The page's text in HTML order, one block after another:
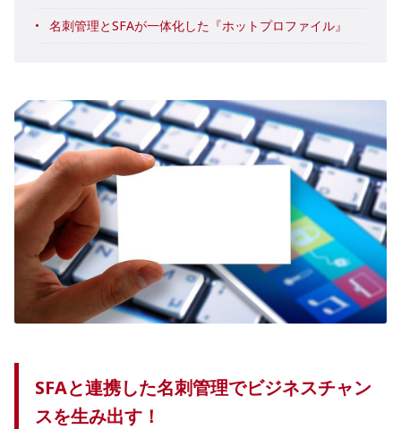
名刺管理とSFAが一体化した『ホットプロファイル』
SFAと連携した名刺管理でビジネスチャン
スを生み出す！